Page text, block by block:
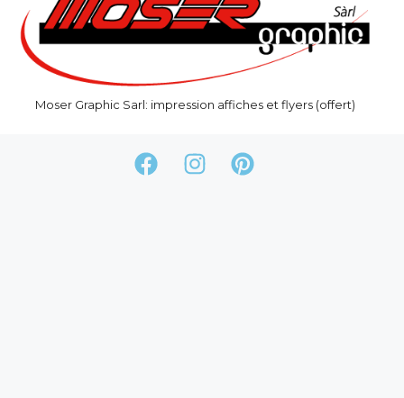
Moser Graphic Sarl: impression affiches et flyers (offert)